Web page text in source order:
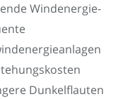
Windenergie-
Dunkelflauten